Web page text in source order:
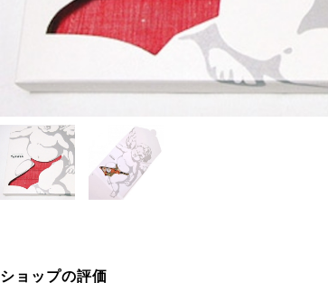
ショップの評価